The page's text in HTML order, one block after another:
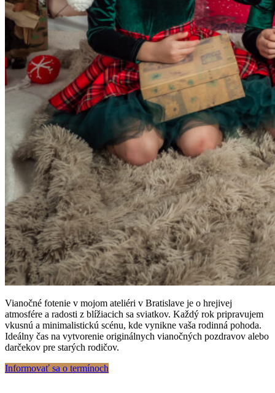
Vianočné fotenie v mojom ateliéri v Bratislave je o hrejivej
atmosfére a radosti z blížiacich sa sviatkov. Každý rok pripravujem
vkusnú a minimalistickú scénu, kde vynikne vaša rodinná pohoda.
Ideálny čas na vytvorenie originálnych vianočných pozdravov alebo
darčekov pre starých rodičov.
Informovať sa o termínoch